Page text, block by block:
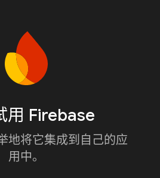
用 Firebase
地将它集成到自己的应
用中。